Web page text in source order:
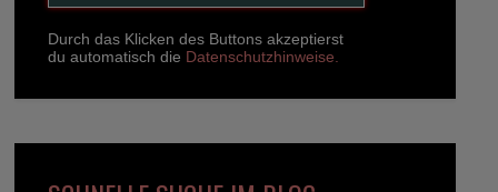
Durch das Klicken des Buttons akzeptierst
du automatisch die Datenschutzhinweise.